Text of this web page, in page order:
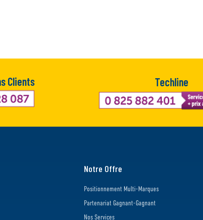
Clients Techline
Notre Offre
Positionnement Multi-Marques
Partenariat Gagnant-Gagnant
Nos Services